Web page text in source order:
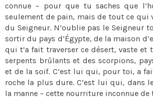
connue – pour que tu saches que
seulement de pain, mais de tout ce qui
du Seigneur. N’oublie pas le Seigneur
sortir du pays d’Égypte, de la maison
qui t’a fait traverser ce désert, vaste et
serpents brûlants et des scorpions,
et de la soif. C’est lui qui, pour toi, a
roche la plus dure. C’est lui qui, dans
la manne – cette nourriture inconnue de